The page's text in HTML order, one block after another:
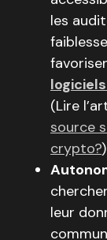
les
(Lire
source
crypto?)
leur